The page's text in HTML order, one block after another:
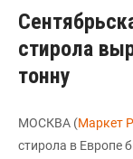
стирола
тонну
МОСКВА (Маркет
стирола в Европе